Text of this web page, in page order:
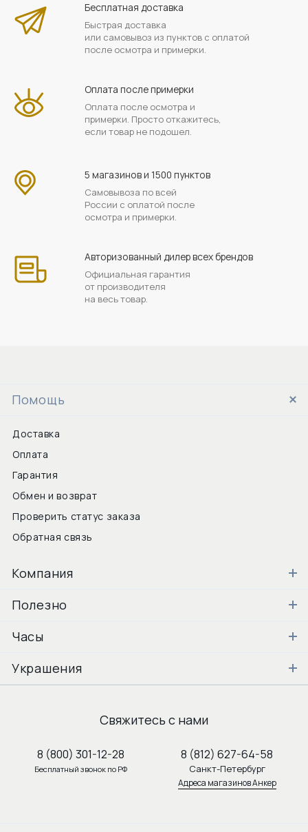
Бесплатная доставка
Быстрая доставка
или самовывоз из пунктов с оплатой
после осмотра и примерки.
Оплата после примерки
Оплата после осмотра и
примерки. Просто откажитесь,
если товар не подошел.
5 магазинов и 1500 пунктов
Самовывоза по всей
России с оплатой после
осмотра и примерки.
Авторизованный дилер всех брендов
Официальная гарантия
от производителя
на весь товар.
Помощь
Доставка
Оплата
Гарантия
Обмен и возврат
Проверить статус заказа
Обратная связь
Компания
Полезно
Часы
Украшения
Свяжитесь с нами
8 (800) 301-12-28
Бесплатный звонок по РФ
8 (812) 627-64-58
Санкт-Петербург
Адреса магазинов Анкер